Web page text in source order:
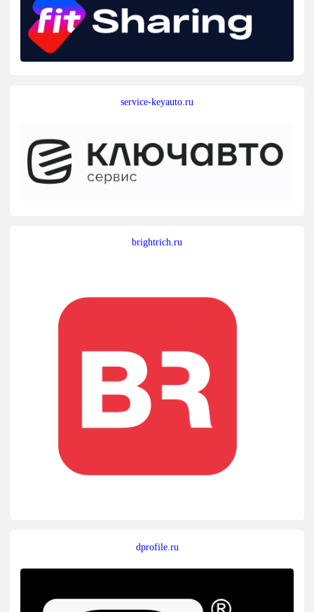
service-keyauto.ru
brightrich.ru
dprofile.ru